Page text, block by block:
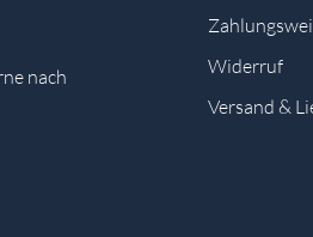
nach
Widerruf
Versand &